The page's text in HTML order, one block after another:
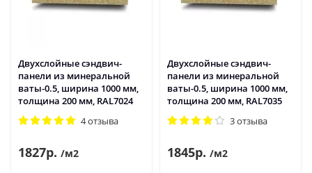
Двухслойные сэндвич-
панели из минеральной
ваты-0.5, ширина 1000 мм,
толщина 200 мм, RAL7024
4 отзыва
1827р. /м2
Двухслойные сэндвич-
панели из минеральной
ваты-0.5, ширина 1000 мм,
толщина 200 мм, RAL7035
3 отзыва
1845р. /м2